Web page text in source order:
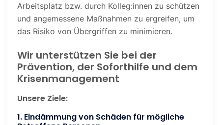
Arbeitsplatz bzw. durch Kolleg:innen zu schützen
und angemessene Maßnahmen zu ergreifen, um
das Risiko von Übergriffen zu minimieren.
Wir unterstützen Sie bei der
Prävention, der Soforthilfe und dem
Krisenmanagement
Unsere Ziele:
1. Eindämmung von Schäden für mögliche